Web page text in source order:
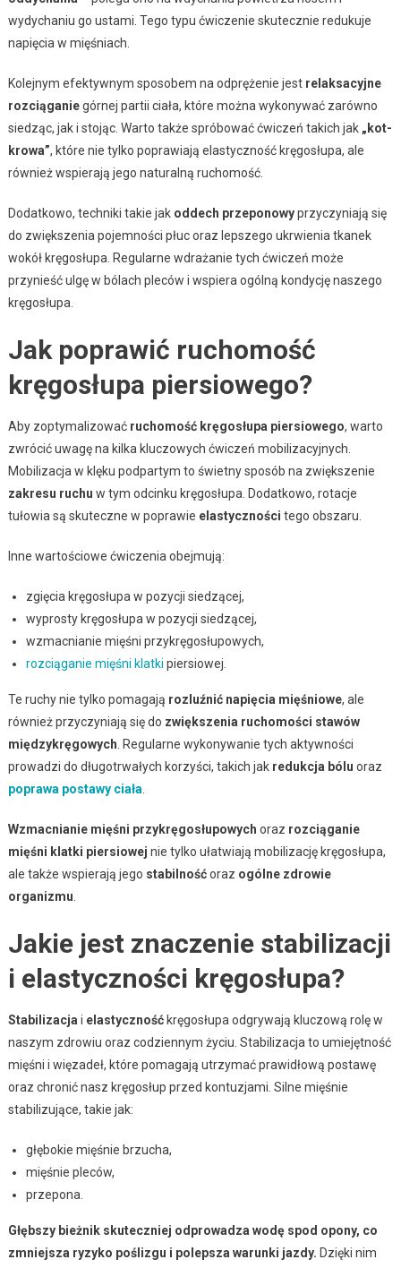
wydychaniu go ustami. Tego typu ćwiczenie skutecznie redukuje
napięcia w mięśniach.
Kolejnym efektywnym sposobem na odprężenie jest relaksacyjne
rozciąganiegórnej partii ciała, które można wykonywać zarówno
siedząc, jak i stojąc. Warto także spróbować ćwiczeń takich jak „kot-
krowa”, które nie tylko poprawiają elastyczność kręgosłupa, ale
również wspierają jego naturalną ruchomość.
Dodatkowo, techniki takie jak oddech przeponowyprzyczyniają się
do zwiększenia pojemności płuc oraz lepszego ukrwienia tkanek
wokół kręgosłupa. Regularne wdrażanie tych ćwiczeń może
przynieść ulgę w bólach pleców i wspiera ogólną kondycję naszego
kręgosłupa.
Jak poprawić ruchomość
kręgosłupa piersiowego?
Aby zoptymalizować ruchomość kręgosłupa piersiowego, warto
zwrócić uwagę na kilka kluczowych ćwiczeń mobilizacyjnych.
Mobilizacja w klęku podpartym to świetny sposób na zwiększenie
zakresu ruchu w tym odcinku kręgosłupa. Dodatkowo, rotacje
tułowia są skuteczne w poprawie elastyczności tego obszaru.
Inne wartościowe ćwiczenia obejmują:
zgięcia kręgosłupa w pozycji siedzącej,
wyprosty kręgosłupa w pozycji siedzącej,
wzmacnianie mięśni przykręgosłupowych,
rozciąganie mięśni klatki piersiowej.
Te ruchy nie tylko pomagają rozluźnić napięcia mięśniowe, ale
również przyczyniają się do zwiększenia ruchomości stawów
międzykręgowych. Regularne wykonywanie tych aktywności
prowadzi do długotrwałych korzyści, takich jak redukcja bólu oraz
poprawa postawy ciała.
Wzmacnianie mięśni przykręgosłupowych oraz rozciąganie
mięśni klatki piersiowej nie tylko ułatwiają mobilizację kręgosłupa,
ale także wspierają jego stabilnośćoraz ogólne zdrowie
organizmu.
Jakie jest znaczenie stabilizacji
i elastyczności kręgosłupa?
Stabilizacjai elastycznośćkręgosłupa odgrywają kluczową rolę w
naszym zdrowiu oraz codziennym życiu. Stabilizacja to umiejętność
mięśni i więzadeł, które pomagają utrzymać prawidłową postawę
oraz chronić nasz kręgosłup przed kontuzjami. Silne mięśnie
stabilizujące, takie jak:
głębokie mięśnie brzucha,
mięśnie pleców,
przepona.
Głębszy bieżnik skuteczniej odprowadza wodę spod opony, co
zmniejsza ryzyko poślizgu i polepsza warunki jazdy. Dzięki nim